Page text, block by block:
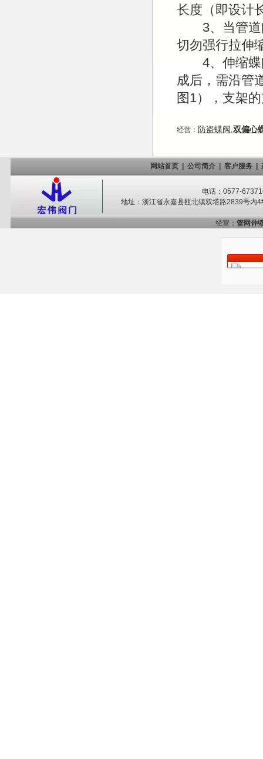
长度（即设计
3、当管道
切勿强行拉伸
4、伸缩蝶
成后，需沿管
图1），支架
经营： 防盗蝶阀 ,双偏心
网站首页| 公司简介| 客户服务|
电话：0577-
地址：浙江省永嘉县瓯北镇双塔路2839号
经营： 管网伸